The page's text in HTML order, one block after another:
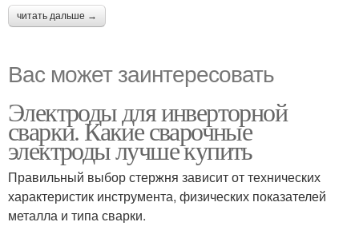
читать дальше →
Вас может заинтересовать
Электроды для инверторной
сварки. Какие сварочные
электроды лучше купить
Правильный выбор стержня зависит от технических
характеристик инструмента, физических показателей
металла и типа сварки.